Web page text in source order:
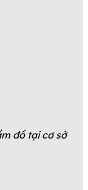
đồ tại cơ sở